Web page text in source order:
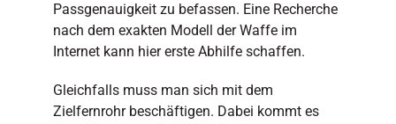
Passgenauigkeit zu befassen. Eine Recherche
nach dem exakten Modell der Waffe im
Internet kann hier erste Abhilfe schaffen.
Gleichfalls muss man sich mit dem
Zielfernrohr beschäftigen. Dabei kommt es